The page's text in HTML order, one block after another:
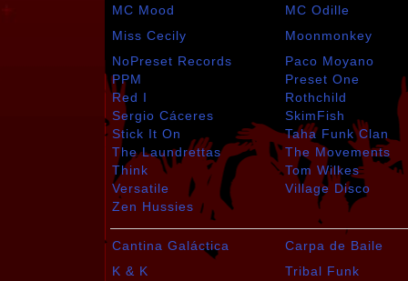
MC Mood
MC Odille
Miss Cecily
Moonmonkey
NoPreset Records
Paco Moyano
PPM
Preset One
Red I
Rothchild
Sergio Cáceres
SkimFish
Stick It On
Taha Funk Clan
The Laundrettas
The Movements
Think
Tom Wilkes
Versatile
Village Disco
Zen Hussies
Cantina Galáctica
Carpa de Baile
K & K
Tribal Funk